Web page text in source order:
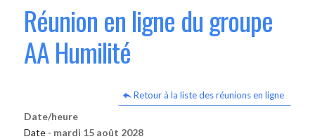
Réunion en ligne du groupe
AA Humilité
Retour à la liste des réunions en ligne
Date/heure
Date - mardi 15 août 2028